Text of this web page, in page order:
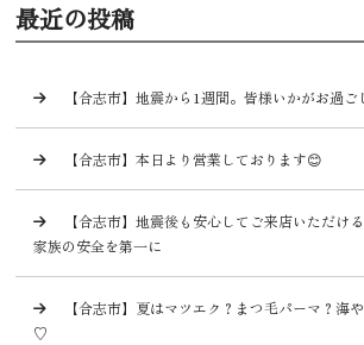
最近の投稿
【合志市】地震から1週間。皆様いかがお過ご
【合志市】本日より営業しております😊
【合志市】地震後も安心してご来店いただけ
家族の安全を第一に
【合志市】夏はマツエク？まつ毛パーマ？海
♡